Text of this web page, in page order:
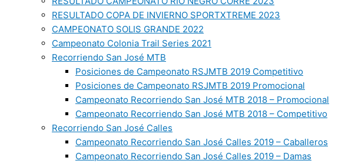
RESULTADO COPA DE INVIERNO SPORTXTREME 2023
CAMPEONATO SOLIS GRANDE 2022
Campeonato Colonia Trail Series 2021
Recorriendo San José MTB
Posiciones de Campeonato RSJMTB 2019 Competitivo
Posiciones de Campeonato RSJMTB 2019 Promocional
Campeonato Recorriendo San José MTB 2018 – Promocional
Campeonato Recorriendo San José MTB 2018 – Competitivo
Recorriendo San José Calles
Campeonato Recorriendo San José Calles 2019 – Caballeros
Campeonato Recorriendo San José Calles 2019 – Damas